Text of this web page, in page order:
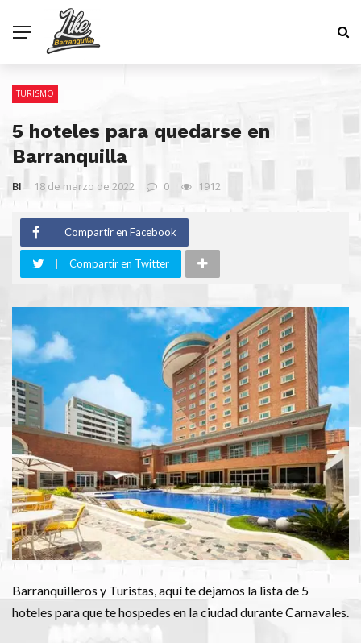
TURISMO
5 hoteles para quedarse en
Barranquilla
BI 18 de marzo de 2022 0 1912
Compartir en Facebook
Compartir en Twitter
Barranquilleros y Turistas, aquí te dejamos la lista de 5
hoteles para que te hospedes en la ciudad durante Carnavales.